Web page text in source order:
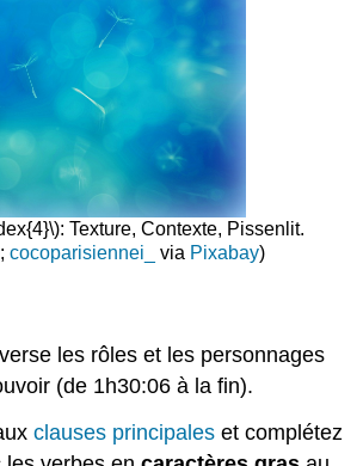
Texture, Contexte, Pissenlit.
cocoparisiennei_ via Pixabay)
les rôles et les personnages
(de 1h30:06 à la fin).
clauses principales et complétez